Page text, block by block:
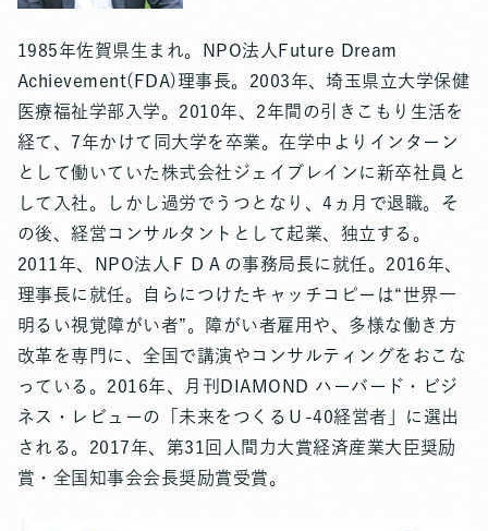
1985年佐賀県生まれ。NPO法人Future Dream
Achievement(FDA)理事長。2003年、埼玉県立大学保健
医療福祉学部入学。2010年、2年間の引きこもり生活を
経て、7年かけて同大学を卒業。在学中よりインターン
として働いていた株式会社ジェイブレインに新卒社員と
して入社。しかし過労でうつとなり、4ヵ月で退職。そ
の後、経営コンサルタントとして起業、独立する。
2011年、NPO法人ＦＤＡの事務局長に就任。2016年、
理事長に就任。自らにつけたキャッチコピーは“世界一
明るい視覚障がい者”。障がい者雇用や、多様な働き方
改革を専門に、全国で講演やコンサルティングをおこな
っている。2016年、月刊DIAMOND ハーバード・ビジ
ネス・レビューの「未来をつくるＵ-40経営者」に選出
される。2017年、第31回人間力大賞経済産業大臣奨励
賞・全国知事会会長奨励賞受賞。